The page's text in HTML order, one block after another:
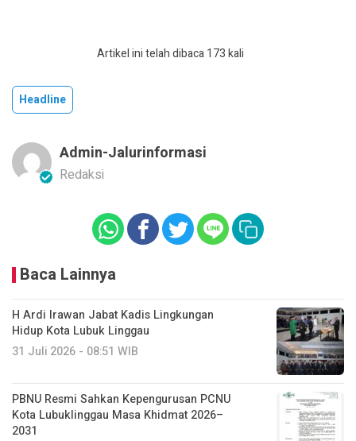
Artikel ini telah dibaca 173 kali
Headline
Admin-Jalurinformasi
Redaksi
Baca Lainnya
H Ardi Irawan Jabat Kadis Lingkungan
Hidup Kota Lubuk Linggau
31 Juli 2026 - 08:51 WIB
PBNU Resmi Sahkan Kepengurusan PCNU
Kota Lubuklinggau Masa Khidmat 2026–
2031